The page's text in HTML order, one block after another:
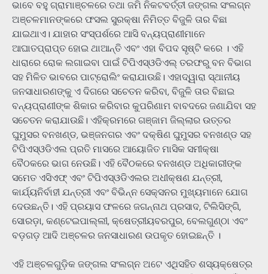
ଭାବେ ବହୁ ଗ୍ରାମାଞ୍ଚଳରେ ତଥା ଜମି ନିକଟବର୍ତ୍ତୀ ଜଙ୍ଗଲ ସଂଲଗ୍ନ
ଅଞ୍ଚଳମାନଙ୍କରେ ଫସଲ ସୁରକ୍ଷା ନିମିତ୍ତ ବିଜୁଳି ତାର ବିଛା
ଯାଇଥାଏ। ଯାହାର ସଂସ୍ପର୍ଶରେ ଆସି ବନ୍ୟପ୍ରାଣୀମାନେ
ଆଘାତପ୍ରାପ୍ତ ହୋଇ ଥାଆନ୍ତି ଏବଂ ଏହା ବିପଦ ସୃଷ୍ଟି କରେ । ଏହି
ଧାରାରେ ରୋକ ଲଗାଇବା ପାଇଁ ଟିପିଏସ୍ଓଡିଏଲ୍ ତରଫରୁ ବନ ବିଭାଗ
ସହ ମିଳିତ ଭାବରେ ପାଟ୍ରୋଲିଂ କରାଯାଉଛି। ଏହାଦ୍ୱାରା ସ୍ଥାନୀୟ
ଜନସାଧାରଣଙ୍କୁ ଏ ଦିଗରେ ସଚେତନ କରିବା, ବିଜୁଳି ତାର ବିଛାଇ
ବନ୍ୟପ୍ରାଣୀଙ୍କ ଶିକାର କରିବାର କୁପରିଣାମ ବାବଦରେ ଜଣାଯିବା ସହ
ସଚେତନ କରାଯାଉଛି। ଏହିକ୍ରମରେ ଗଞ୍ଜାମ ଜିଲ୍ଲାର ଉତ୍ତର
ଘୁମୁସର ବନଖଣ୍ଡ, ଭଞ୍ଜନଗର ଏବଂ ଦକ୍ଷିଣ ଘୁମୁସର ବନଖଣ୍ଡ ସହ
ଟିପିଏସ୍ଓଡିଏଲ ପ୍ରତି ମାସରେ ଆୟୋଜିତ ମାସିକ ସମୀକ୍ଷା
ବୈଠକରେ ଭାଗ ନେଉଛି। ଏହି ବୈଠକରେ ବନଖଣ୍ଡ ଅଧିକାରୀଙ୍କ
ସମେତ ଏସିଏଫ୍ ଏବଂ ଟିପିଏସ୍ଓଡିଏଲର ଅଧୀକ୍ଷଣ ଯନ୍ତ୍ରୀ,
କାର୍ଯ୍ୟନିର୍ବାହୀ ଯନ୍ତ୍ରୀ ଏବଂ ବିଭିନ୍ନ ସେକ୍ସନର ମୁଖ୍ୟମାନେ ଯୋଗ
ଦେଉଛନ୍ତି। ଏହି ପ୍ରୟାସ ଫଳରେ ଜଗନ୍ନାଥ ପ୍ରସାଦ, ଟିଲିସିଙ୍ଗି,
ସୋରଡ଼ା, କଣ୍ଟେଇପାଲ୍ଲୀ, କ୍ଷେତ୍ରୀୟବରପୁର, ବେଲଗୁଣ୍ଠା ଏବଂ
ବଡ଼ଗଡ଼ ଆଦି ଅଞ୍ଚଳର ଜନସାଧାରଣ ଉପକୃତ ହୋଇଛନ୍ତି ।
ଏହି ଅଞ୍ଚଳଗୁଡ଼ିକ ଜଙ୍ଗଲ ସଂଲଗ୍ନ ଅଟେ ଏଥିସହିତ ଶସ୍ୟକ୍ଷେତ୍ର